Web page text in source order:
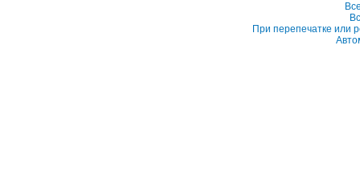
При перепечатке или